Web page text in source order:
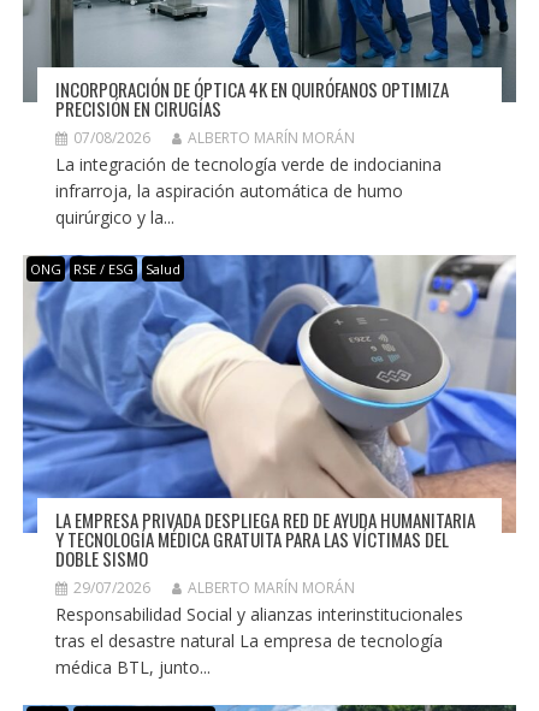
INCORPORACIÓN DE ÓPTICA 4K EN QUIRÓFANOS OPTIMIZA
PRECISIÓN EN CIRUGÍAS
07/08/2026 ALBERTO MARÍN MORÁN
La integración de tecnología verde de indocianina
infrarroja, la aspiración automática de humo
quirúrgico y la...
ONG RSE / ESG Salud
LA EMPRESA PRIVADA DESPLIEGA RED DE AYUDA HUMANITARIA
Y TECNOLOGÍA MÉDICA GRATUITA PARA LAS VÍCTIMAS DEL
DOBLE SISMO
29/07/2026 ALBERTO MARÍN MORÁN
Responsabilidad Social y alianzas interinstitucionales
tras el desastre natural La empresa de tecnología
médica BTL, junto...